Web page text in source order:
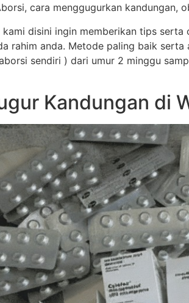
cara menggugurkan kandungan,
disini ingin memberikan tips
rahim anda. Metode paling baik
sendiri ) dari umur 2 minggu
Kandungan di